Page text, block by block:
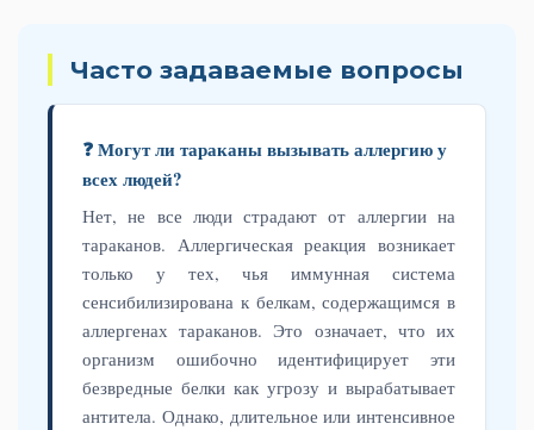
Часто задаваемые вопросы
❓ Могут ли тараканы вызывать аллергию у
всех людей?
Нет, не все люди страдают от аллергии на
тараканов. Аллергическая реакция возникает
только у тех, чья иммунная система
сенсибилизирована к белкам, содержащимся в
аллергенах тараканов. Это означает, что их
организм ошибочно идентифицирует эти
безвредные белки как угрозу и вырабатывает
антитела. Однако, длительное или интенсивное